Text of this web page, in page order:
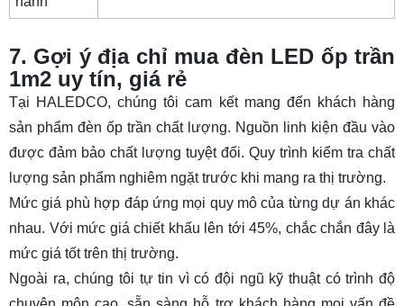
7. Gợi ý địa chỉ mua đèn LED ốp trần
1m2 uy tín, giá rẻ
Tại HALEDCO, chúng tôi cam kết mang đến khách hàng
sản phẩm đèn ốp trần chất lượng. Nguồn linh kiện đầu vào
được đảm bảo chất lượng tuyệt đối. Quy trình kiểm tra chất
lượng sản phẩm nghiêm ngặt trước khi mang ra thị trường.
Mức giá phù hợp đáp ứng mọi quy mô của từng dự án khác
nhau. Với mức giá chiết khấu lên tới 45%, chắc chắn đây là
mức giá tốt trên thị trường.
Ngoài ra, chúng tôi tự tin vì có đội ngũ kỹ thuật có trình độ